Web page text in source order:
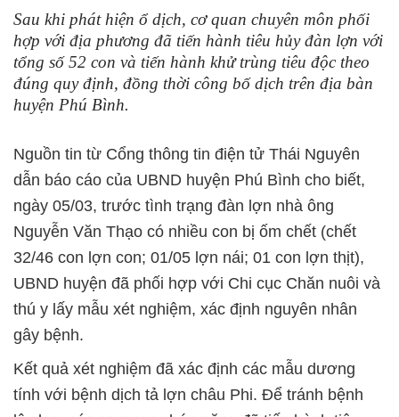
Sau khi phát hiện ổ dịch, cơ quan chuyên môn phối
hợp với địa phương đã tiến hành tiêu hủy đàn lợn với
tổng số 52 con và tiến hành khử trùng tiêu độc theo
đúng quy định, đồng thời công bố dịch trên địa bàn
huyện Phú Bình.
Nguồn tin từ Cổng thông tin điện tử Thái Nguyên
dẫn báo cáo của UBND huyện Phú Bình cho biết,
ngày 05/03, trước tình trạng đàn lợn nhà ông
Nguyễn Văn Thạo có nhiều con bị ốm chết (chết
32/46 con lợn con; 01/05 lợn nái; 01 con lợn thịt),
UBND huyện đã phối hợp với Chi cục Chăn nuôi và
thú y lấy mẫu xét nghiệm, xác định nguyên nhân
gây bệnh.
Kết quả xét nghiệm đã xác định các mẫu dương
tính với bệnh dịch tả lợn châu Phi. Để tránh bệnh